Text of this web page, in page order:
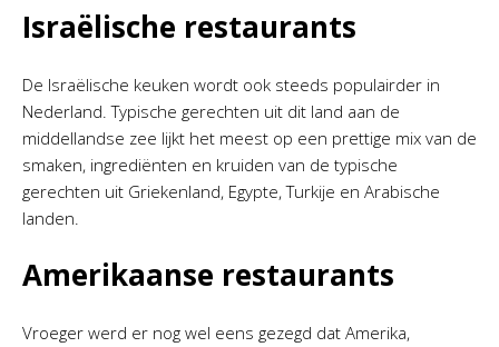
Israëlische restaurants
De Israëlische keuken wordt ook steeds populairder in
Nederland. Typische gerechten uit dit land aan de
middellandse zee lijkt het meest op een prettige mix van de
smaken, ingrediënten en kruiden van de typische
gerechten uit Griekenland, Egypte, Turkije en Arabische
landen.
Amerikaanse restaurants
Vroeger werd er nog wel eens gezegd dat Amerika,